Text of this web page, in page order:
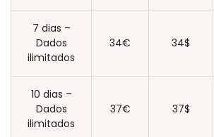
7 dias –
Dados
ilimitados
34€ 34$
10 dias –
Dados
ilimitados
37€ 37$